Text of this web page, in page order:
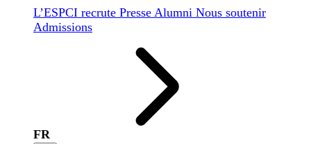
L’ESPCI recrute Presse Alumni Nous soutenir
Admissions
FR